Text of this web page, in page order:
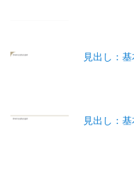
見出し：
見出し：